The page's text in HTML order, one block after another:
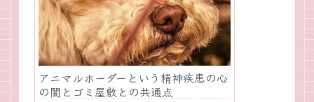
アニマルホーダーという精神疾患の心
の闇とゴミ屋敷との共通点